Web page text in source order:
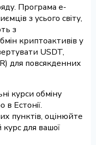
Програма e-
з усього світу,
з
криптоактивів у
USDT,
для повсякденних
курси обміну
в Естонії.
пунктів, оцінюйте
для вашої